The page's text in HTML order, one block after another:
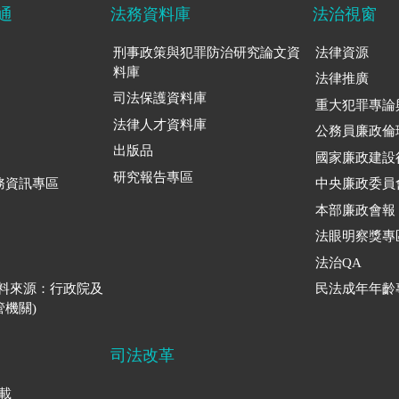
資訊專區
來源：行政院及
機關)
法務資料庫
刑事政策與犯罪防治研究論文資
料庫
司法保護資料庫
法律人才資料庫
出版品
研究報告專區
法治視窗
法律資源
法律推廣
重大犯罪專論
公務員廉政倫
國家廉政建設
中央廉政委員
本部廉政會報
法眼明察獎專
法治QA
民法成年年齡
司法改革